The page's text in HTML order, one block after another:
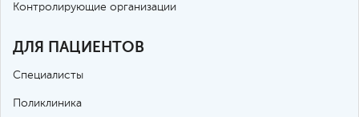
Контролирующие организации
ДЛЯ ПАЦИЕНТОВ
Специалисты
Поликлиника